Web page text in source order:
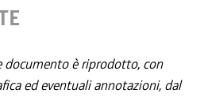
documento è riprodotto, con
ed eventuali annotazioni, dal